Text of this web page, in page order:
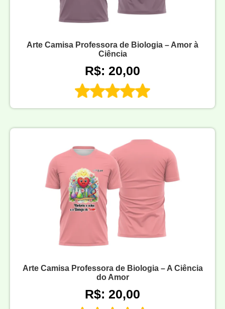
Arte Camisa Professora de Biologia – Amor à
Ciência
R$: 20,00
Arte Camisa Professora de Biologia – A Ciência
do Amor
R$: 20,00